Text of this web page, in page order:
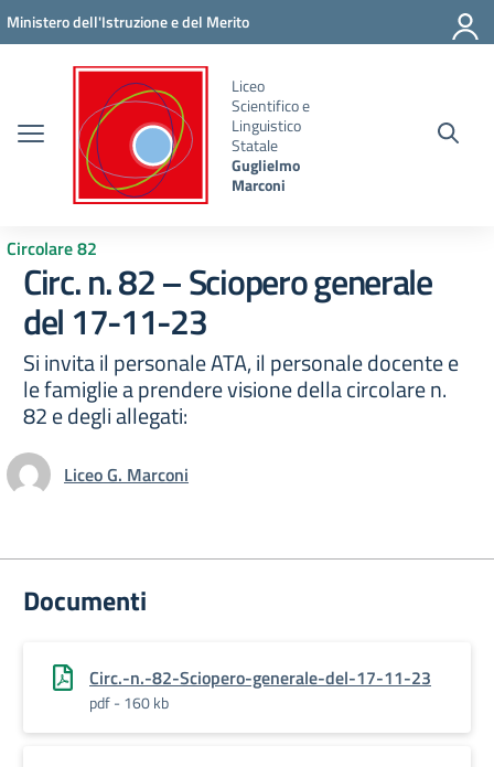
Vai ai contenuti
Vai al menu di navigazione
Vai al footer
Ministero dell'Istruzione e del Merito
Liceo
Scientifico e
Linguistico
Statale
Guglielmo
Marconi
Circolare 82
Circ. n. 82 – Sciopero generale
del 17-11-23
Si invita il personale ATA, il personale docente e
le famiglie a prendere visione della circolare n.
82 e degli allegati:
Liceo G. Marconi
Documenti
Circ.-n.-82-Sciopero-generale-del-17-11-23
pdf - 160 kb